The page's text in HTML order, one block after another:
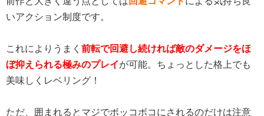
いアクション制度です。
これによりうまく 前転で回避し続ければ敵のダメージをほ
ぼ抑えられる極みのプレイが可能。ちょっとした格上でも
美味しくレベリング！
ただ、囲まれるとマジでボッコボコにされるのだけは注意